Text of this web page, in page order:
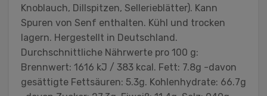
Knoblauch, Dillspitzen, Sellerieblätter). Kann
Spuren von Senf enthalten. Kühl und trocken
lagern. Hergestellt in Deutschland.
Durchschnittliche Nährwerte pro 100 g:
Brennwert: 1616 kJ / 383 kcal. Fett: 7.8g -davon
gesättigte Fettsäuren: 5.3g. Kohlenhydrate: 66.7g